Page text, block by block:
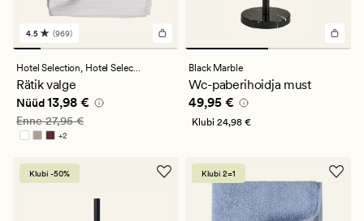
969
arvustust
keskmise
hinnanguga
4.5
4.5 (969)
Hotel Selection, Hotel Selection
Rätik valge
Nåværende pris_ee
Nüüd13,98 €
Vanlig pris_ee
Enne27,95 €
+2
Saadaval rohkemates värvitoonides
Black Marble
Wc-paberihoidja must
Pris_ee 49,95 €
49,95 €
Klubi 24,98 €
Klubi -50% Klubi 2=1